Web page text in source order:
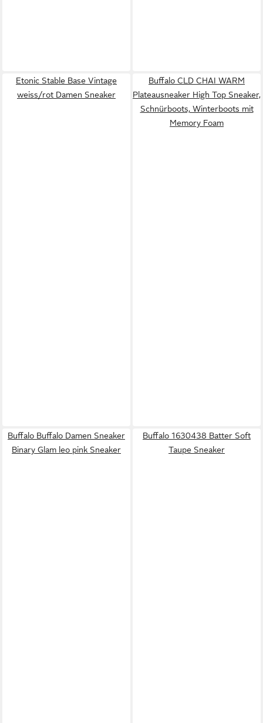
Etonic Stable Base Vintage
weiss/rot Damen Sneaker
Buffalo CLD CHAI WARM
Plateausneaker High Top Sneaker,
Schnürboots, Winterboots mit
Memory Foam
Buffalo Buffalo Damen Sneaker
Binary Glam leo pink Sneaker
Buffalo 1630438 Batter Soft
Taupe Sneaker